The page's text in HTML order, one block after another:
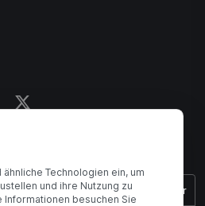
08:00 - 17:00 Uhr
Technologien ein, um
und ihre Nutzung zu
Informationen besuchen Sie